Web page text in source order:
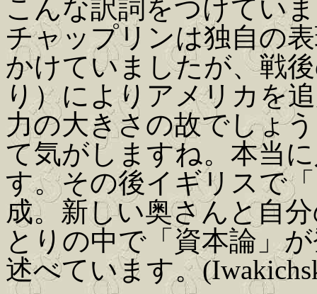
こんな訳詞をつけてい
チャップリンは独自の
かけていましたが、戦
り）によりアメリカを
力の大きさの故でしょ
て気がしますね。本当
す。その後イギリスで
成。新しい奥さんと自
とりの中で「資本論」
述べています。